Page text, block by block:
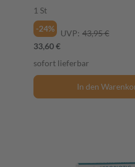
1 St
-24%
UVP: 43,95 €
33,60 €
sofort lieferbar
In den